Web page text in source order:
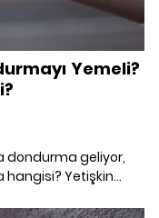
Yemeli?
dondurma geliyor,
hangisi? Yetişkin